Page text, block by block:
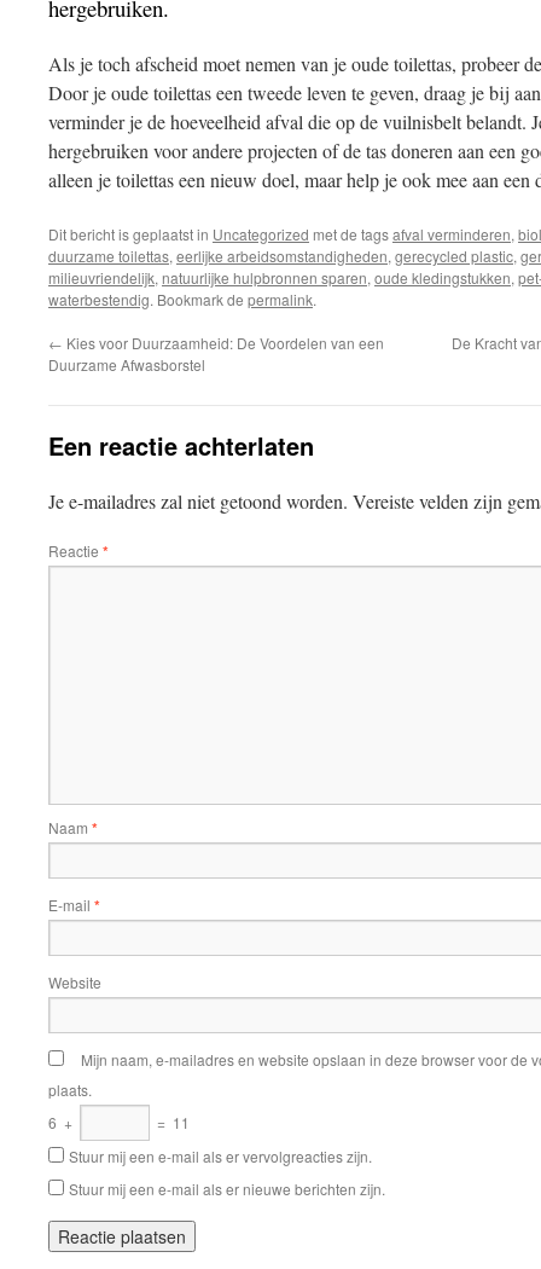
hergebruiken.
Als je toch afscheid moet nemen van je oude toilettas, probeer
Door je oude toilettas een tweede leven te geven, draag je bij
verminder je de hoeveelheid afval die op de vuilnisbelt belandt.
hergebruiken voor andere projecten of de tas doneren aan een
alleen je toilettas een nieuw doel, maar help je ook mee aan een
Dit bericht is geplaatst in Uncategorized met de tagsafval verminderen,
duurzame toilettas, eerlijke arbeidsomstandigheden, gerecycled plastic,
milieuvriendelijk, natuurlijke hulpbronnen sparen, oude kledingstukken,
waterbestendig. Bookmark de permalink.
← Kies voor Duurzaamheid: De Voordelen van een
Duurzame Afwasborstel
De Kracht
Een reactie achterlaten
Je e-mailadres zal niet getoond worden. Vereiste velden zijn
Reactie *
Naam *
E-mail *
Website
Mijn naam, e-mailadres en website opslaan in deze browser voor de
plaats.
6 + = 11
Stuur mij een e-mail als er vervolgreacties zijn.
Stuur mij een e-mail als er nieuwe berichten zijn.